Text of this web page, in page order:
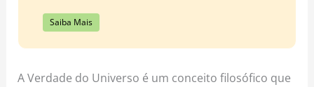
Saiba Mais
A Verdade do Universo é um conceito filosófico que